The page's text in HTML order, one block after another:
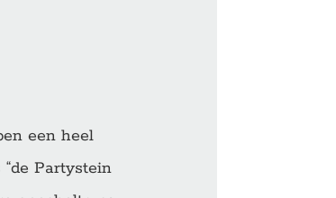
een heel
Partystein